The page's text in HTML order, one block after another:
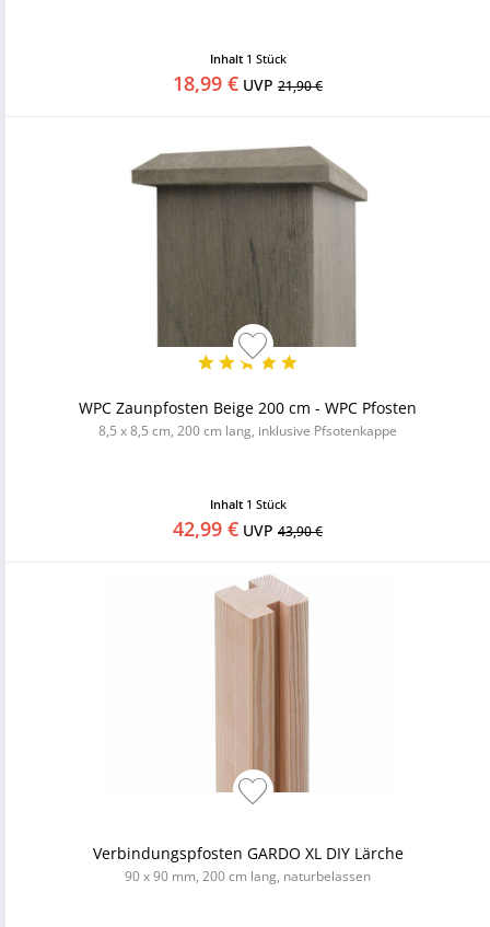
Inhalt 1 Stück
18,99 € UVP 21,90 €
WPC Zaunpfosten Beige 200 cm - WPC Pfosten
8,5 x 8,5 cm, 200 cm lang, inklusive Pfsotenkappe
Inhalt 1 Stück
42,99 € UVP 43,90 €
Verbindungspfosten GARDO XL DIY Lärche
90 x 90 mm, 200 cm lang, naturbelassen